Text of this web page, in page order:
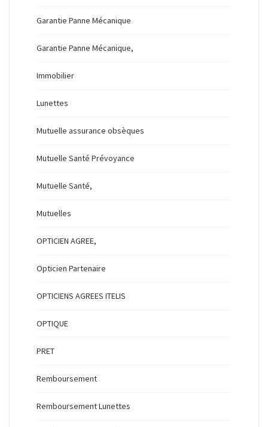
Garantie Panne Mécanique
Garantie Panne Mécanique,
Immobilier
Lunettes
Mutuelle assurance obsèques
Mutuelle Santé Prévoyance
Mutuelle Santé,
Mutuelles
OPTICIEN AGREE,
Opticien Partenaire
OPTICIENS AGREES ITELIS
OPTIQUE
PRET
Remboursement
Remboursement Lunettes